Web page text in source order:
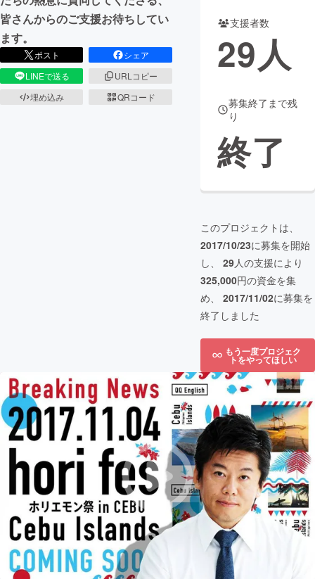
皆さんからのご支援お待ちしてい
ます。
ポスト
シェア
LINEで送る
URLコピー
埋め込み
QRコード
支援者数
29人
募集終了まで残
り
終了
このプロジェクトは、
2017/10/23に募集を開始
し、 29人の支援により
325,000円の資金を集
め、 2017/11/02に募集を
終了しました
もう一度プロジェク
トをやってほしい